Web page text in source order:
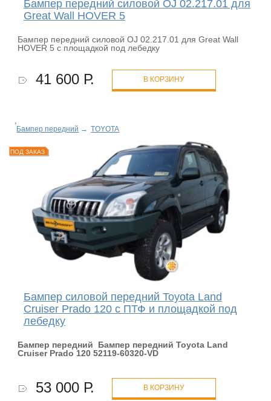
Бампер передний силовой OJ 02.217.01 для
Great Wall HOVER 5
Бампер передний силовой OJ 02.217.01 для Great Wall
HOVER 5 с площадкой под лебедку
41 600 Р. В КОРЗИНУ
Бампер передний → TOYOTA
ПОД ЗАКАЗ
Бампер силовой передний Toyota Land
Cruiser Prado 120 c ПТФ и площадкой под
лебедку
Бампер передний Бампер передний Toyota Land
Cruiser Prado 120 52119-60320-VD
53 000 Р. В КОРЗИНУ